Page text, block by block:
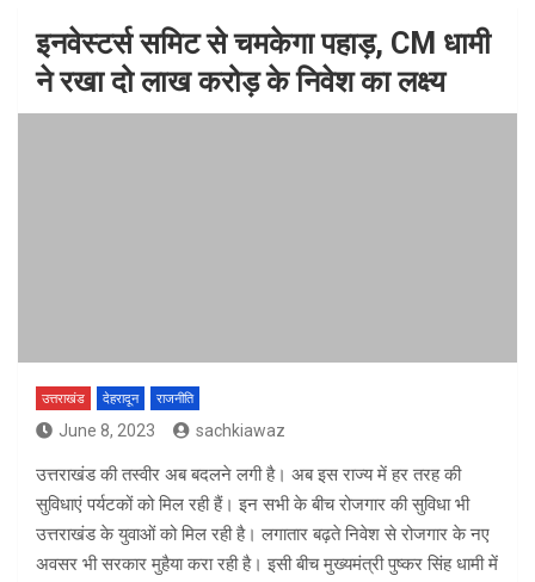
इनवेस्टर्स समिट से चमकेगा पहाड़, CM धामी
ने रखा दो लाख करोड़ के निवेश का लक्ष्य
उत्तराखंड देहरादून राजनीति
June 8, 2023 sachkiawaz
उत्तराखंड की तस्वीर अब बदलने लगी है। अब इस राज्य में हर तरह की
सुविधाएं पर्यटकों को मिल रही हैं। इन सभी के बीच रोजगार की सुविधा भी
उत्तराखंड के युवाओं को मिल रही है। लगातार बढ़ते निवेश से रोजगार के नए
अवसर भी सरकार मुहैया करा रही है। इसी बीच मुख्यमंत्री पुष्कर सिंह धामी में